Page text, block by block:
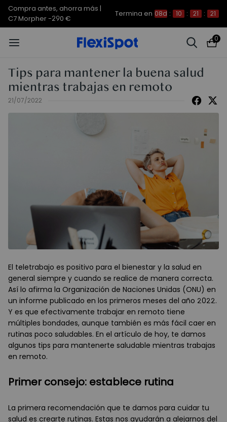
Compra antes, ahorra más |
C7 Morpher -290 €
Termina en 08d : 10 : 21 : 21
0
Tips para mantener la buena salud
mientras trabajas en remoto
21/07/2022
El teletrabajo es positivo para el bienestar y la salud en
general siempre y cuando se realice de manera correcta.
Así lo afirma la Organización de Naciones Unidas (ONU) en
un informe publicado en los primeros meses del año 2022.
Y es que efectivamente trabajar en remoto tiene
múltiples bondades, aunque también es más fácil caer en
rutinas poco saludables. En el artículo de hoy, te damos
algunos tips para mantenerte saludable mientras trabajas
en remoto.
Primer consejo: establece rutina
La primera recomendación que te damos para cuidar tu
salud es crearte rutinas. Estas nos ayudarán a alejarnos del